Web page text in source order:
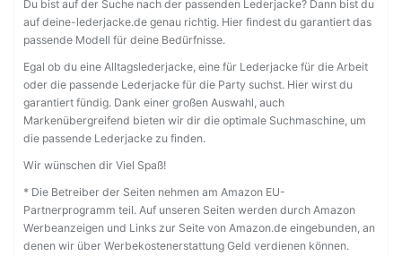
Du bist auf der Suche nach der passenden Lederjacke? Dann bist du
auf deine-lederjacke.de genau richtig. Hier findest du garantiert das
passende Modell für deine Bedürfnisse.
Egal ob du eine Alltagslederjacke, eine für Lederjacke für die Arbeit
oder die passende Lederjacke für die Party suchst. Hier wirst du
garantiert fündig. Dank einer großen Auswahl, auch
Markenübergreifend bieten wir dir die optimale Suchmaschine, um
die passende Lederjacke zu finden.
Wir wünschen dir Viel Spaß!
* Die Betreiber der Seiten nehmen am Amazon EU-
Partnerprogramm teil. Auf unseren Seiten werden durch Amazon
Werbeanzeigen und Links zur Seite von Amazon.de eingebunden, an
denen wir über Werbekostenerstattung Geld verdienen können.